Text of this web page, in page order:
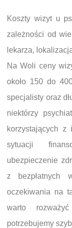
Koszty wizyt u
zależności od
lekarza,
Na Woli ceny
około 150 do
specjalisty oraz
niektórzy
korzystających
sytuacji
ubezpieczenie
z bezpłatnych
oczekiwania na
warto
potrzebujemy